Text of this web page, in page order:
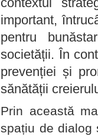
important,
pentru
societății. În
prevenției și
sănătății
Prin această
spațiu de dialog